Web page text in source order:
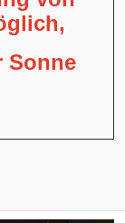
Sonne